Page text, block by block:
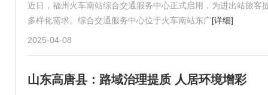
近日，福州火车南站综合交通服务中心正式启用，为进出站旅
多样化需求。综合交通服务中心位于火车南站东广[详细]
2025-04-08
山东高唐县：路域治理提质 人居环境增彩